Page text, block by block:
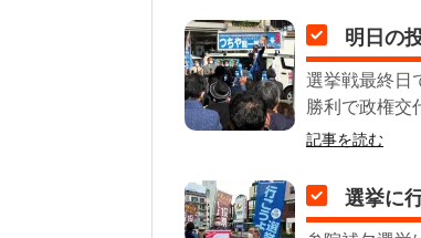
明日の
選挙戦最終日
勝利で政権交
記事を読む
選挙に